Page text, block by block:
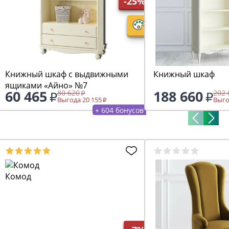
Книжный шкаф с выдвижными
ящиками «Айно» №7
60 465 80 620
Выгода 20 155
+ 604 бонусов
Книжный шкаф
188 660 202
Комод